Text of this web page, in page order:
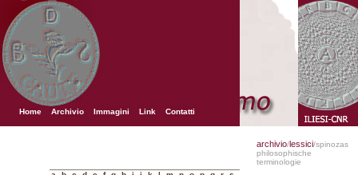
Home Archivio Immagini Link Contatti
archivio/lessici/spinozas
philosophische
terminologie